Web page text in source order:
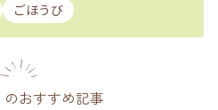
ごほうび
のおすすめ記事